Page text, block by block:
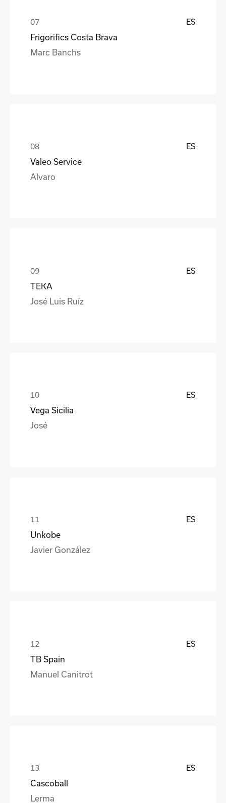
ES
Frigorifics Costa Brava
Marc Banchs
ES
Valeo Service
Alvaro
ES
TEKA
José Luis Ruíz
ES
Vega Sicilia
José
ES
Unkobe
Javier González
ES
TB Spain
Manuel Canitrot
ES
Cascoball
Lerma